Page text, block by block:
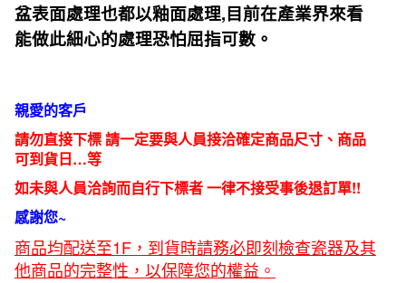
盆表面處理也都以釉面處理, 目前在產業界來看
能做此細心的處理恐怕屈指可數。
親愛的客戶
請勿直接下標 請一定要與人員接洽確定商品尺寸、商品
可到貨日…等
如未與人員洽詢而自行下標者 一律不接受事後退訂單!!
感謝您~
商品均配送至1F，到貨時請務必即刻檢查瓷器及其
他商品的完整性，以保障您的權益。